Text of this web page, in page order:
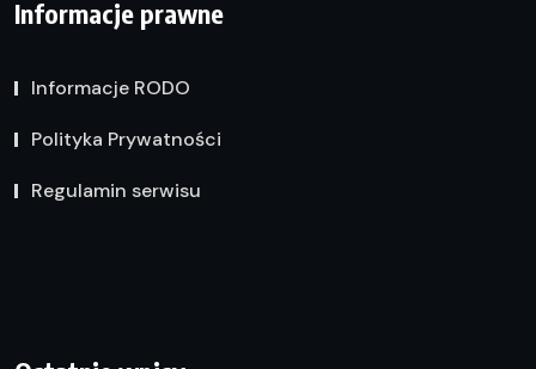
Informacje prawne
Informacje RODO
Polityka Prywatności
Regulamin serwisu